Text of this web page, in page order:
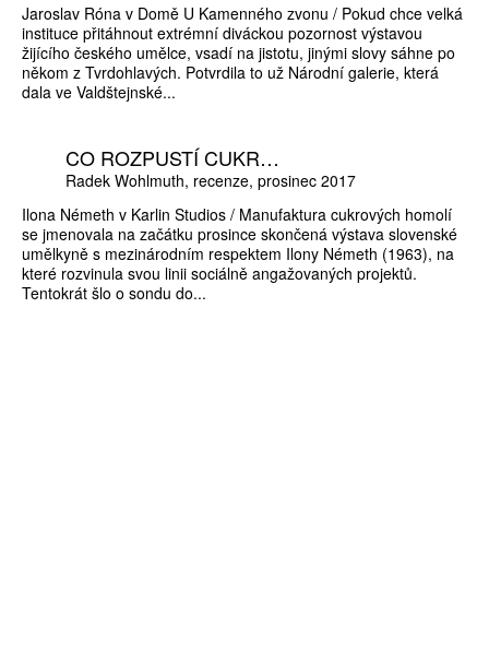
Jaroslav Róna v Domě U Kamenného zvonu / Pokud chce velká
instituce přitáhnout extrémní diváckou pozornost výstavou
žijícího českého umělce, vsadí na jistotu, jinými slovy sáhne po
někom z Tvrdohlavých. Potvrdila to už Národní galerie, která
dala ve Valdštejnské...
CO ROZPUSTÍ CUKR…
Radek Wohlmuth recenze prosinec 2017
Ilona Németh v Karlin Studios / Manufaktura cukrových homolí
se jmenovala na začátku prosince skončená výstava slovenské
umělkyně s mezinárodním respektem Ilony Németh (1963), na
které rozvinula svou linii sociálně angažovaných projektů.
Tentokrát šlo o sondu do...